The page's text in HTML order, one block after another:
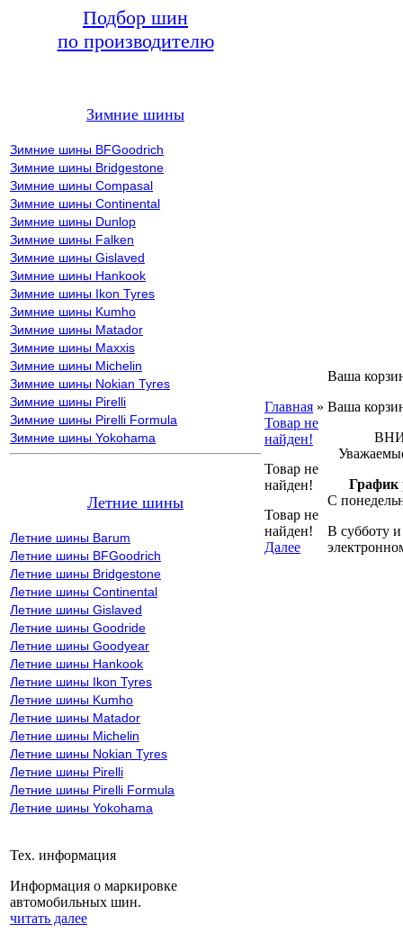
Подбор шин
по производителю
Зимние шины
Зимние шины BFGoodrich
Зимние шины Bridgestone
Зимние шины Compasal
Зимние шины Continental
Зимние шины Dunlop
Зимние шины Falken
Зимние шины Gislaved
Зимние шины Hankook
Зимние шины Ikon Tyres
Зимние шины Kumho
Зимние шины Matador
Зимние шины Maxxis
Зимние шины Michelin
Зимние шины Nokian Tyres
Зимние шины Pirelli
Зимние шины Pirelli Formula
Зимние шины Yokohama
Летние шины
Летние шины Barum
Летние шины BFGoodrich
Летние шины Bridgestone
Летние шины Continental
Летние шины Gislaved
Летние шины Goodride
Летние шины Goodyear
Летние шины Hankook
Летние шины Ikon Tyres
Летние шины Kumho
Летние шины Matador
Летние шины Michelin
Летние шины Nokian Tyres
Летние шины Pirelli
Летние шины Pirelli Formula
Летние шины Yokohama
Тех. информация
Информация о маркировке
автомобильных шин.
читать далее
Главная »
Товар не
найден!
Товар не
найден!
Товар не
найден!
Далее
Ваша
Ваша
График
С
В субботу и